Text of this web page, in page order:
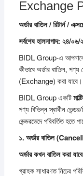
Exchange
অর্ডারবাতিল /রিটার্ন /
সর্বশেষহালনাগাদ: ২৪/০৬/
BIDL Group-এ আপনাকে
কীভাবে অর্ডার বাতিল,
(Exchange) করা যাবে।
BIDL Group একটি
পণ্য বিভিন্ন স্বাধীন
ভেন্ডরভেদে পরিবর্তিত হতে
১.অর্ডারবাতিল
অর্ডারকখনবাতিলকরাযাবে
গ্রাহক সাধারণত নিচের